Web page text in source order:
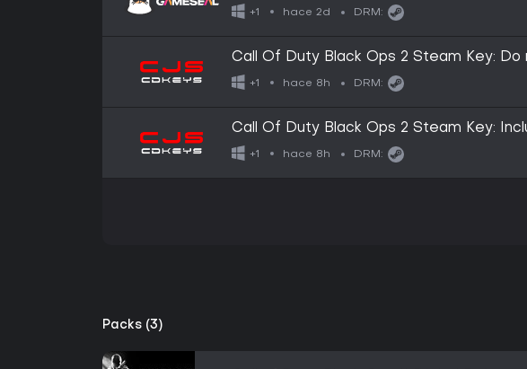
+1 hace 2d DRM:
Call Of Duty Black Ops 2 Steam Key:
pack (GLOBAL)
+1 hace 8h DRM:
Call Of Duty Black Ops 2 Steam Key:
(Europe)
+1 hace 8h DRM:
Packs (3)